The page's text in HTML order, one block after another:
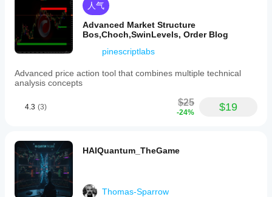
a
decision-
support
tool
to
disciplined
trade
management
various
Forex,
indices,
commodities,
stocks,
and
cryptocurrencies.
人气
Advanced Market Structure
Bos,Choch,SwinLevels, Order Blog
pinescriptlabs
Advanced price action tool that combines multiple technical
analysis concepts
4.3 (3) $25
-24% $19
HAIQuantum_TheGame
Thomas-Sparrow